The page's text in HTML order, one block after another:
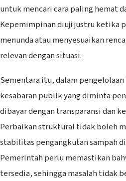
untuk mencari cara paling hemat
Kepemimpinan diuji justru ketika
menunda atau menyesuaikan
relevan dengan situasi.
Sementara itu, dalam pengelolaan
kesabaran publik yang diminta
dibayar dengan transparansi dan
Perbaikan struktural tidak boleh
stabilitas pengangkutan sampah
Pemerintah perlu memastikan
tersedia, sehingga masalah tidak